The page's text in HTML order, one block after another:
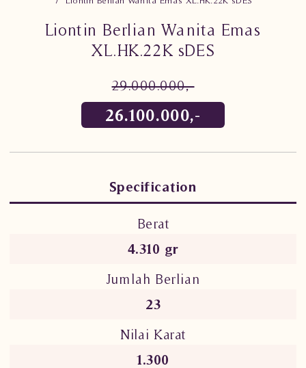
Liontin Berlian Wanita Emas
XL.HK.22K sDES
29.000.000,-
26.100.000,-
Specification
Berat
4.310 gr
Jumlah Berlian
23
Nilai Karat
1.300